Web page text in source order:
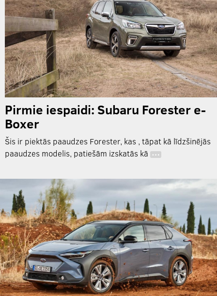
Pirmie iespaidi: Subaru Forester e-
Boxer
Šis ir piektās paaudzes Forester, kas , tāpat kā līdzšinējās
paaudzes modelis, patiešām izskatās kā …